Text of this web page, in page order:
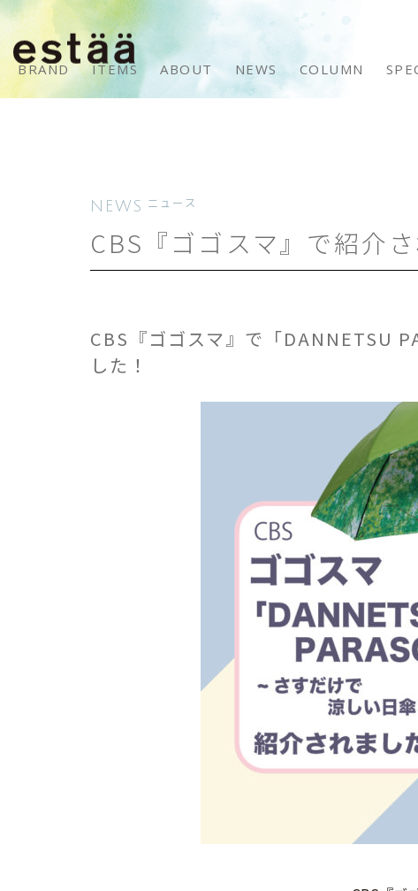
BRAND ITEMS ABOUT NEWS COLUMN
NEWS ニュース
CBS『ゴゴスマ』で紹介さ
CBS『ゴゴスマ』で「DANNETSU
した！